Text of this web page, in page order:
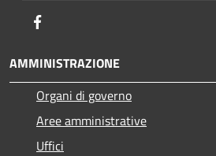
AMMINISTRAZIONE
Organi di governo
Aree amministrative
Uffici